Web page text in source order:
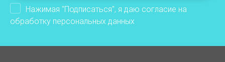
Нажимая "Подписаться", я даю согласие на
обработку персональных данных